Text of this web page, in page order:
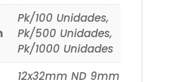
Pk/100 Unidades,
Pk/500 Unidades,
Pk/1000 Unidades
12x32mm ND 9mm